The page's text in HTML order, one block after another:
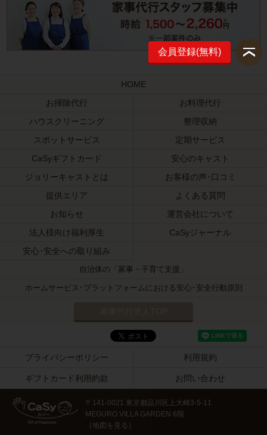
会員登録(無料)
HOME
お掃除代行
お料理代行
ハウスクリーニング
整理収納
スポットサービス
定期サービス
CaSyギフトカード
安心のキャスト
ジョリーキャストとは
お客様の声･口コミ
提供エリア
よくある質問
お知らせ
運営会社について
法人様向け福利厚生
CaSyジャーナル
安心･安全への取り組み
自治体の「家事・子育て支援」
ホームサービス･プラットフォームにおける安心･安全行動原則
プライバシーポリシー 利用規約
ギフトカード利用約款 お問い合わせ
〒141-0021 東京都品川区上大崎3-5-11
MEGURO VILLA GARDEN 6階
［地図を見る ］